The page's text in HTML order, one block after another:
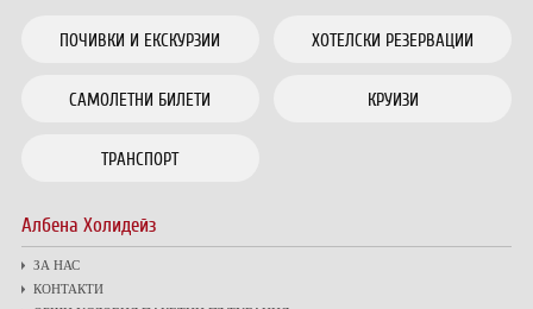
ПОЧИВКИ И ЕКСКУРЗИИ ХОТЕЛСКИ РЕЗЕРВАЦИИ
САМОЛЕТНИ БИЛЕТИ КРУИЗИ
ТРАНСПОРТ
Албена Холидейз
ЗА НАС
КОНТАКТИ